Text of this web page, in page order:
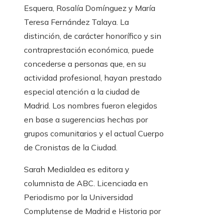
Esquera, Rosalía Domínguez y María
Teresa Fernández Talaya. La
distinción, de carácter honorífico y sin
contraprestación económica, puede
concederse a personas que, en su
actividad profesional, hayan prestado
especial atención a la ciudad de
Madrid. Los nombres fueron elegidos
en base a sugerencias hechas por
grupos comunitarios y el actual Cuerpo
de Cronistas de la Ciudad.
Sarah Medialdea es editora y
columnista de ABC. Licenciada en
Periodismo por la Universidad
Complutense de Madrid e Historia por